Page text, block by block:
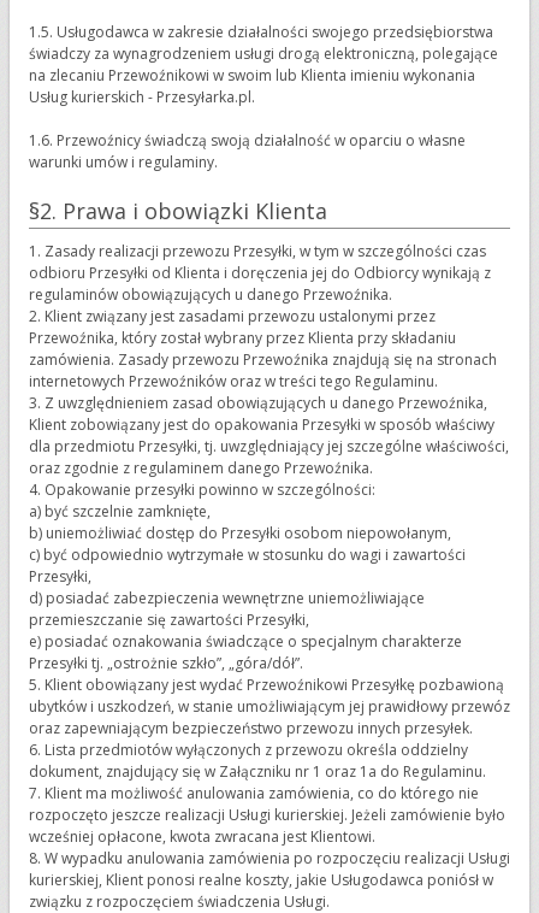
1.5. Usługodawca w zakresie działalności swojego przedsiębiorstwa
świadczy za wynagrodzeniem usługi drogą elektroniczną, polegające
na zlecaniu Przewoźnikowi w swoim lub Klienta imieniu wykonania
Usług kurierskich - Przesyłarka.pl.
1.6. Przewoźnicy świadczą swoją działalność w oparciu o własne
warunki umów i regulaminy.
§2. Prawa i obowiązki Klienta
1. Zasady realizacji przewozu Przesyłki, w tym w szczególności czas
odbioru Przesyłki od Klienta i doręczenia jej do Odbiorcy wynikają z
regulaminów obowiązujących u danego Przewoźnika.
2. Klient związany jest zasadami przewozu ustalonymi przez
Przewoźnika, który został wybrany przez Klienta przy składaniu
zamówienia. Zasady przewozu Przewoźnika znajdują się na stronach
internetowych Przewoźników oraz w treści tego Regulaminu.
3. Z uwzględnieniem zasad obowiązujących u danego Przewoźnika,
Klient zobowiązany jest do opakowania Przesyłki w sposób właściwy
dla przedmiotu Przesyłki, tj. uwzględniający jej szczególne właściwości,
oraz zgodnie z regulaminem danego Przewoźnika.
4. Opakowanie przesyłki powinno w szczególności:
a) być szczelnie zamknięte,
b) uniemożliwiać dostęp do Przesyłki osobom niepowołanym,
c) być odpowiednio wytrzymałe w stosunku do wagi i zawartości
Przesyłki,
d) posiadać zabezpieczenia wewnętrzne uniemożliwiające
przemieszczanie się zawartości Przesyłki,
e) posiadać oznakowania świadczące o specjalnym charakterze
Przesyłki tj. „ostrożnie szkło”, „góra/dół”.
5. Klient obowiązany jest wydać Przewoźnikowi Przesyłkę pozbawioną
ubytków i uszkodzeń, w stanie umożliwiającym jej prawidłowy przewóz
oraz zapewniającym bezpieczeństwo przewozu innych przesyłek.
6. Lista przedmiotów wyłączonych z przewozu określa oddzielny
dokument, znajdujący się w Załączniku nr 1 oraz 1a do Regulaminu.
7. Klient ma możliwość anulowania zamówienia, co do którego nie
rozpoczęto jeszcze realizacji Usługi kurierskiej. Jeżeli zamówienie było
wcześniej opłacone, kwota zwracana jest Klientowi.
8. W wypadku anulowania zamówienia po rozpoczęciu realizacji Usługi
kurierskiej, Klient ponosi realne koszty, jakie Usługodawca poniósł w
związku z rozpoczęciem świadczenia Usługi.